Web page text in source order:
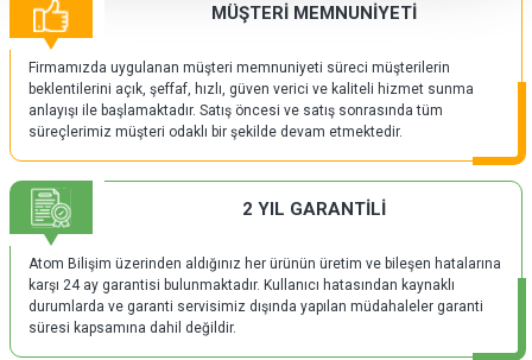
MÜŞTERİ MEMNUNİYETİ
Firmamızda uygulanan müşteri memnuniyeti süreci müşterilerin
beklentilerini açık, şeffaf, hızlı, güven verici ve kaliteli hizmet sunma
anlayışı ile başlamaktadır. Satış öncesi ve satış sonrasında tüm
süreçlerimiz müşteri odaklı bir şekilde devam etmektedir.
2 YIL GARANTİLİ
Atom Bilişim üzerinden aldığınız her ürünün üretim ve bileşen hatalarına
karşı 24 ay garantisi bulunmaktadır. Kullanıcı hatasından kaynaklı
durumlarda ve garanti servisimiz dışında yapılan müdahaleler garanti
süresi kapsamına dahil değildir.